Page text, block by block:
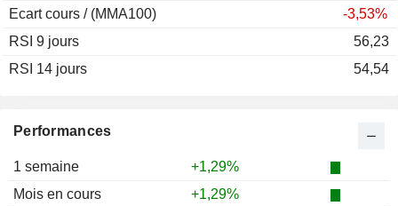
Performances
1 semaine
+1,29%
Mois en cours
+1,29%
Ecart cours / (MMA100)
-3,53%
RSI 9 jours
56,23
RSI 14 jours
54,54
2004
2003
2002